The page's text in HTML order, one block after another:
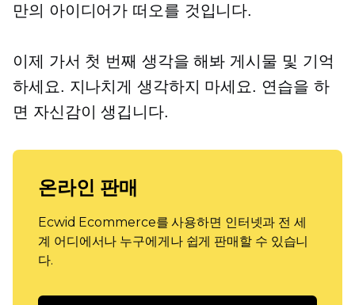
만의 아이디어가 떠오를 것입니다.
이제 가서 첫 번째 생각을 해봐 게시물 및 기억
하세요. 지나치게 생각하지 마세요. 연습을 하
면 자신감이 생깁니다.
온라인 판매
Ecwid Ecommerce를 사용하면 인터넷과 전 세
계 어디에서나 누구에게나 쉽게 판매할 수 있습니
다.